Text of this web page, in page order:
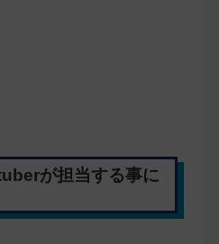
が担当する事に